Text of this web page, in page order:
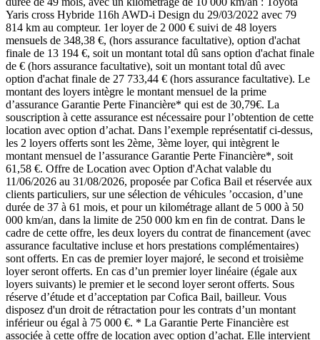
Yaris cross Hybride 116h AWD-i Design du 29/03/2022 avec 79
814 km au compteur. 1er loyer de 2 000 € suivi de 48 loyers
mensuels de 348,38 €, (hors assurance facultative), option d'achat
finale de 13 194 €, soit un montant total dû sans option d'achat finale
de € (hors assurance facultative), soit un montant total dû avec
option d'achat finale de 27 733,44 € (hors assurance facultative). Le
montant des loyers intègre le montant mensuel de la prime
d’assurance Garantie Perte Financière* qui est de 30,79€. La
souscription à cette assurance est nécessaire pour l’obtention de cette
location avec option d’achat. Dans l’exemple représentatif ci-dessus,
les 2 loyers offerts sont les 2ème, 3ème loyer, qui intègrent le
montant mensuel de l’assurance Garantie Perte Financière*, soit
61,58 €. Offre de Location avec Option d'Achat valable du
11/06/2026 au 31/08/2026, proposée par Cofica Bail et réservée aux
clients particuliers, sur une sélection de véhicules ’occasion, d’une
durée de 37 à 61 mois, et pour un kilométrage allant de 5 000 à 50
000 km/an, dans la limite de 250 000 km en fin de contrat. Dans le
cadre de cette offre, les deux loyers du contrat de financement (avec
assurance facultative incluse et hors prestations complémentaires)
sont offerts. En cas de premier loyer majoré, le second et troisième
loyer seront offerts. En cas d’un premier loyer linéaire (égale aux
loyers suivants) le premier et le second loyer seront offerts. Sous
réserve d’étude et d’acceptation par Cofica Bail, bailleur. Vous
disposez d'un droit de rétractation pour les contrats d’un montant
inférieur ou égal à 75 000 €. * La Garantie Perte Financière est
associée à cette offre de location avec option d’achat. Elle intervient